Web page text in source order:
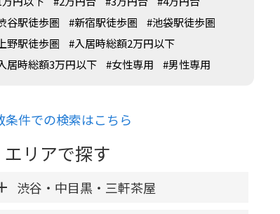
谷駅徒歩圏
#新宿駅徒歩圏
#池袋駅徒歩圏
野駅徒歩圏
#入居時総額2万円以下
居時総額3万円以下
#女性専用 #男性専用
条件での検索はこちら
エリアで探す
渋谷・中目黒・三軒茶屋